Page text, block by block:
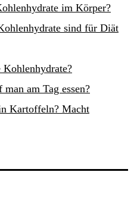
im Körper?
sind für Diät
Kohlenhydrate?
am Tag essen?
Kartoffeln? Macht